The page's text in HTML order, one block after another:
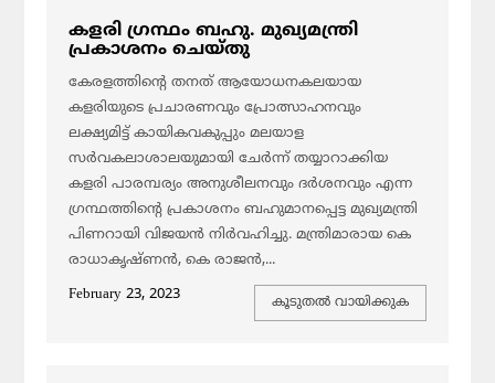
കളരി ഗ്രന്ഥം ബഹു. മുഖ്യമന്ത്രി
പ്രകാശനം ചെയ്തു
കേരളത്തിന്റെ തനത് ആയോധനകലയായ
കളരിയുടെ പ്രചാരണവും പ്രോത്സാഹനവും
ലക്ഷ്യമിട്ട് കായികവകുപ്പും മലയാള
സര്‍വകലാശാലയുമായി ചേര്‍ന്ന് തയ്യാറാക്കിയ
കളരി പാരമ്പര്യം അനുശീലനവും ദര്‍ശനവും എന്ന
ഗ്രന്ഥത്തിന്റെ പ്രകാശനം ബഹുമാനപ്പെട്ട മുഖ്യമന്ത്രി
പിണറായി വിജയന്‍ നിര്‍വഹിച്ചു. മന്ത്രിമാരായ കെ
രാധാകൃഷ്ണന്‍, കെ രാജന്‍,...
February 23, 2023
കൂടുതല്‍ വായിക്കുക